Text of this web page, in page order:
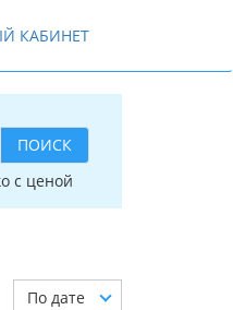
КАБИНЕТ
ПОИСК
с ценой
По дате